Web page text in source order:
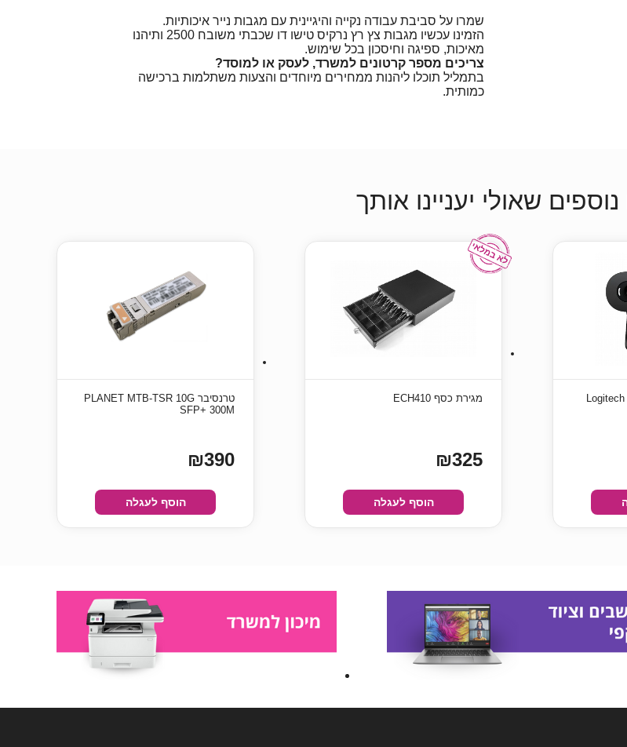
שמרו על סביבת עבודה נקייה והיגיינית עם מגבות נייר איכותיות.
הזמינו עכשיו מגבות צץ רץ נרקיס טישו דו שכבתי משובח 2500 ותיהנו
מאיכות, ספיגה וחיסכון בכל שימוש.
צריכים מספר קרטונים למשרד, לעסק או למוסד?
בתמליל תוכלו ליהנות ממחירים מיוחדים והצעות משתלמות ברכישה
כמותית.
שאולי יעניינו אותך
מגירת כסף ECH410
₪325
הוסף לעגלה
טרנסיבר PLANET MTB-TSR 10G
SFP+ 300M
₪390
הוסף לעגלה